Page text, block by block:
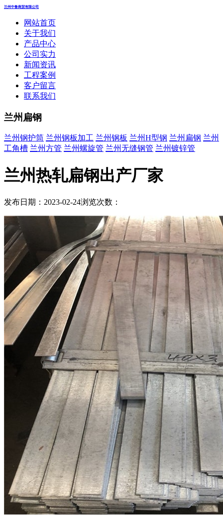
兰州中鲁商贸有限公司
网站首页
关于我们
产品中心
公司实力
新闻资讯
工程案例
客户留言
联系我们
兰州扁钢
兰州钢护筒 兰州钢板加工 兰州钢板 兰州H型钢 兰州扁钢 兰州
工角槽 兰州方管 兰州螺旋管 兰州无缝钢管 兰州镀锌管
兰州热轧扁钢出产厂家
发布日期：2023-02-24浏览次数：